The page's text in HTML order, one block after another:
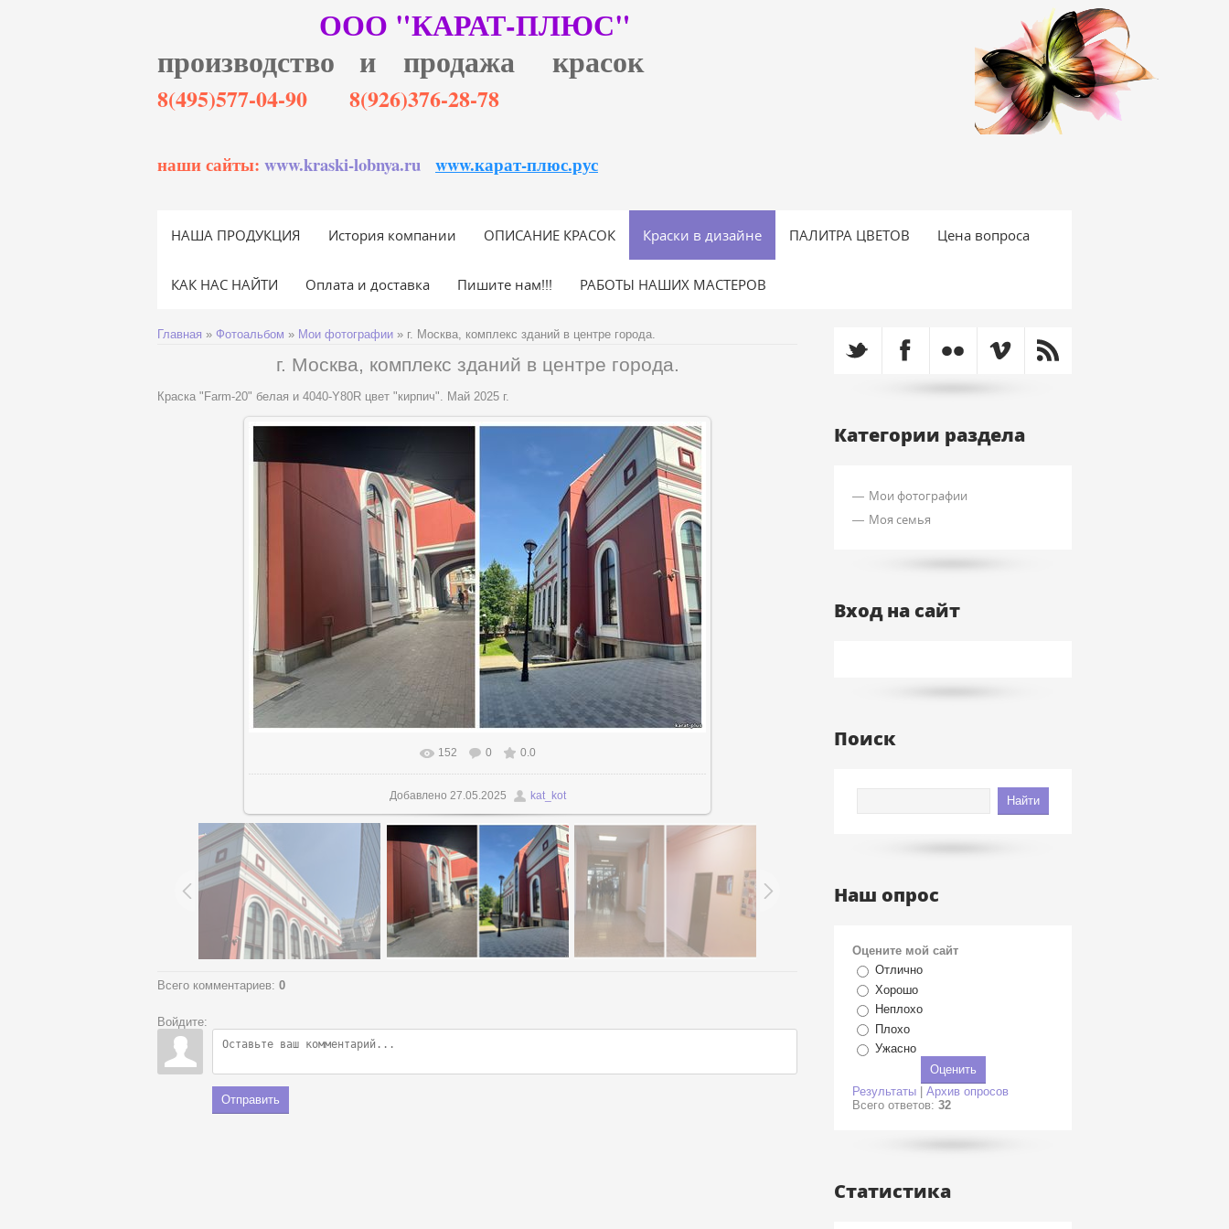
ООО "КАРАТ-ПЛЮС"
производство и продажа красок
8(495)577-04-90 8(926)376-28-78
наши сайты: www.kraski-lobnya.ru www.карат-плюс.рус
НАША ПРОДУКЦИЯ История компании ОПИСАНИЕ КРАСОК Краски в дизайне ПАЛИТРА ЦВЕТОВ Цена вопроса
КАК НАС НАЙТИ Оплата и доставка Пишите нам!!! РАБОТЫ НАШИХ МАСТЕРОВ
Главная » Фотоальбом » Мои фотографии » г. Москва, комплекс зданий в центре города.
г. Москва, комплекс зданий в центре города.
Краска "Farm-20" белая и 4040-Y80R цвет "кирпич". Май 2025 г.
В реальном размере 1200x816
152 0 0.0
Добавлено 27.05.2025 kat_kot
Всего комментариев: 0
Войдите:
Отправить
Категории раздела
Мои фотографии
Моя семья
Вход на сайт
Поиск
Наш опрос
Оцените мой сайт
Отлично
Хорошо
Неплохо
Плохо
Ужасно
Результаты
Архив опросов
Всего ответов: 32
Статистика